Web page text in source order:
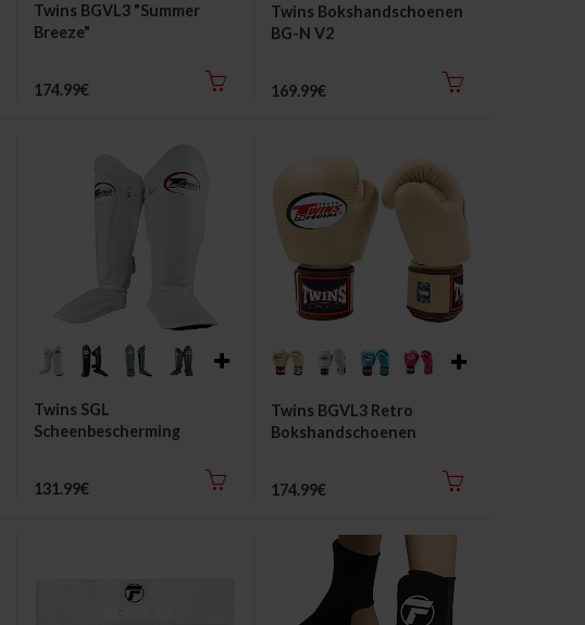
Twins BGVL3 "Summer
Breeze"
174.99€
Twins Bokshandschoenen
BG-N V2
169.99€
Twins SGL
Scheenbescherming
131.99€
Twins BGVL3 Retro
Bokshandschoenen
174.99€